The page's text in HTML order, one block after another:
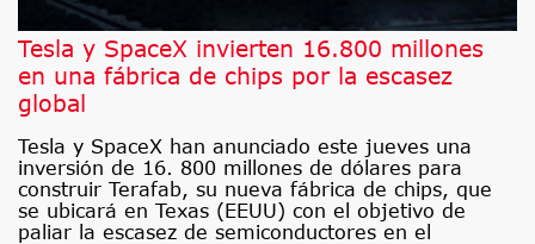
Tesla y SpaceX invierten 16.800 millones
en una fábrica de chips por la escasez
global
Tesla y SpaceX han anunciado este jueves una
inversión de 16. 800 millones de dólares para
construir Terafab, su nueva fábrica de chips, que
se ubicará en Texas (EEUU) con el objetivo de
paliar la escasez de semiconductores en el